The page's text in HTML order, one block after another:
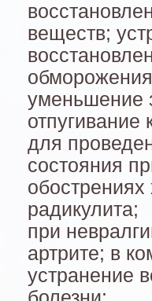
веществ;
уменьшение
для
состояния
обострениях
радикулита;
при
артрите; в
устранение